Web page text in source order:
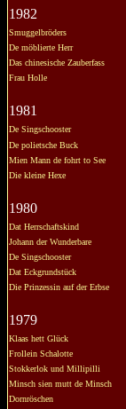
1982
Smuggelbröders
De möblierte Herr
Das chinesische Zauberfass
Frau Holle
1981
De Singschooster
De polietsche Buck
Mien Mann de fohrt to See
Die kleine Hexe
1980
Dat Herrschaftskind
Johann der Wunderbare
De Singschooster
Dat Eckgrundstück
Die Prinzessin auf der Erbse
1979
Klaas hett Glück
Frollein Schalotte
Stokkerlok und Millipilli
Minsch sien mutt de Minsch
Dornröschen